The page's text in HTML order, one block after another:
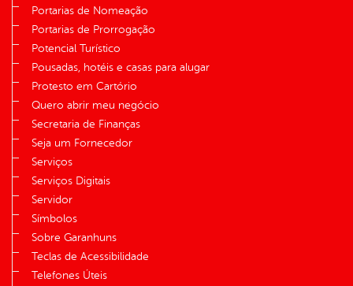
Portarias de Nomeação
Portarias de Prorrogação
Potencial Turístico
Pousadas, hotéis e casas para alugar
Protesto em Cartório
Quero abrir meu negócio
Secretaria de Finanças
Seja um Fornecedor
Serviços
Serviços Digitais
Servidor
Símbolos
Sobre Garanhuns
Teclas de Acessibilidade
Telefones Úteis